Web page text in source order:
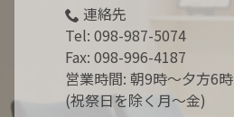
連絡先
Tel: 098-987-5074
Fax: 098-996-4187
営業時間: 朝9時～夕方6時
(祝祭日を除く月～金)